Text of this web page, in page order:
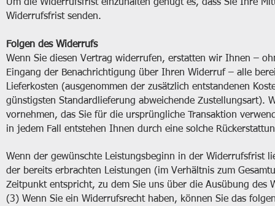
Um die Widerrufsfrist einzuhalten genügt es, dass Sie Ihre
Widerrufsfrist senden.
Folgen des Widerrufs
Wenn Sie diesen Vertrag widerrufen, erstatten wir Ihnen –
Eingang der Benachrichtigung über Ihren Widerruf – alle
Lieferkosten (ausgenommen der zusätzlich entstandenen
günstigsten Standardlieferung abweichende Zustellungsart).
vornehmen, das Sie für die ursprüngliche Transaktion
in jedem Fall entstehen Ihnen durch eine solche
Wenn der gewünschte Leistungsbeginn in der Widerrufsfrist
der bereits erbrachten Leistungen (im Verhältnis zum
Zeitpunkt entspricht, zu dem Sie uns über die Ausübung
(3) Wenn Sie ein Widerrufsrecht haben, können Sie das